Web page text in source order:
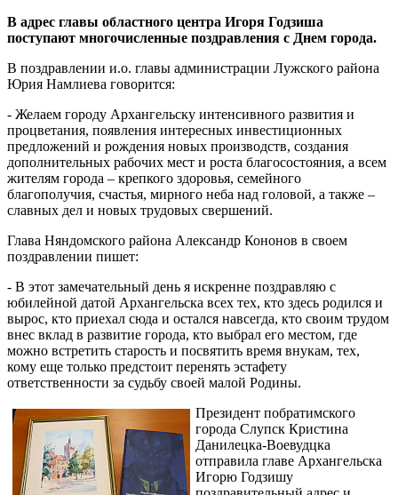
В адрес главы областного центра Игоря Годзиша
поступают многочисленные поздравления с Днем города.
В поздравлении и.о. главы администрации Лужского района
Юрия Намлиева говорится:
- Желаем городу Архангельску интенсивного развития и
процветания, появления интересных инвестиционных
предложений и рождения новых производств, создания
дополнительных рабочих мест и роста благосостояния, а всем
жителям города – крепкого здоровья, семейного
благополучия, счастья, мирного неба над головой, а также –
славных дел и новых трудовых свершений.
Глава Няндомского района Александр Кононов в своем
поздравлении пишет:
- В этот замечательный день я искренне поздравляю с
юбилейной датой Архангельска всех тех, кто здесь родился и
вырос, кто приехал сюда и остался навсегда, кто своим трудом
внес вклад в развитие города, кто выбрал его местом, где
можно встретить старость и посвятить время внукам, тех,
кому еще только предстоит перенять эстафету
ответственности за судьбу своей малой Родины.
Президент побратимского
города Слупск Кристина
Данилецка-Воевудцка
отправила главе Архангельска
Игорю Годзишу